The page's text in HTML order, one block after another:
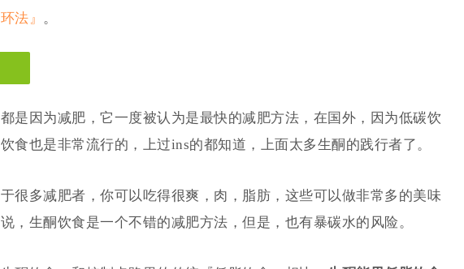
法』 。
是因为减肥，它一度被认为是最快的减肥方法，在国外，因为低碳饮
食也是非常流行的，上过ins的都知道，上面太多生酮的践行者了。
很多减肥者，你可以吃得很爽，肉，脂肪，这些可以做非常多的美味
，生酮饮食是一个不错的减肥方法，但是，也有暴碳水的风险。